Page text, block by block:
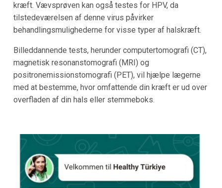
kræft. Vævsprøven kan også testes for HPV, da
tilstedeværelsen af denne virus påvirker
behandlingsmulighederne for visse typer af halskræft.
Billeddannende tests, herunder computertomografi (CT),
magnetisk resonanstomografi (MRI) og
positronemissionstomografi (PET), vil hjælpe lægerne
med at bestemme, hvor omfattende din kræft er ud over
overfladen af din hals eller stemmeboks.